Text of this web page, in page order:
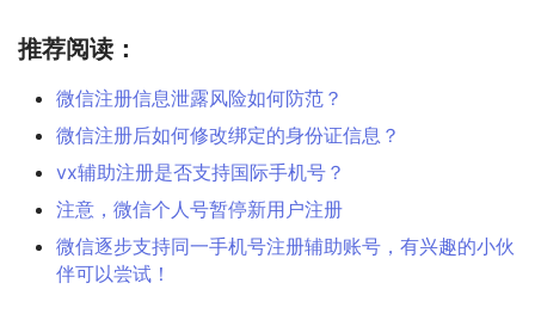
推荐阅读：
微信注册信息泄露风险如何防范？
微信注册后如何修改绑定的身份证信息？
vx辅助注册是否支持国际手机号？
注意，微信个人号暂停新用户注册
微信逐步支持同一手机号注册辅助账号，有兴趣的小伙
伴可以尝试！